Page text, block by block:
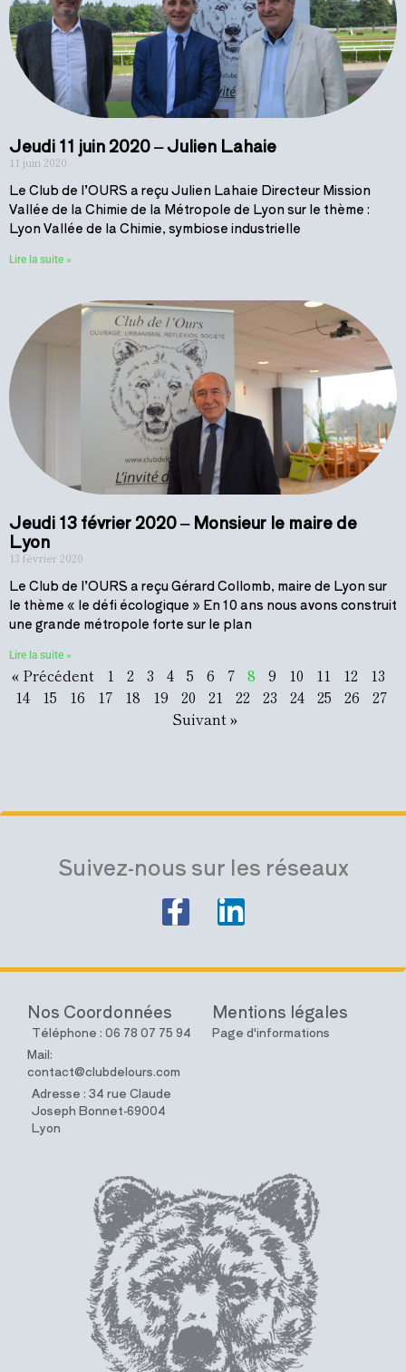
Jeudi 11 juin 2020 – Julien Lahaie
11 juin 2020
Le Club de l’OURS a reçu Julien Lahaie Directeur Mission
Vallée de la Chimie de la Métropole de Lyon sur le thème :
Lyon Vallée de la Chimie, symbiose industrielle
Lire la suite »
Jeudi 13 février 2020 – Monsieur le maire de
Lyon
13 février 2020
Le Club de l’OURS a reçu Gérard Collomb, maire de Lyon sur
le thème « le défi écologique » En 10 ans nous avons construit
une grande métropole forte sur le plan
Lire la suite »
« Précédent 1 2 3 4 5 6 7 8 9 10 11 12
13
14
15 16 17 18 19 20 21 22 23 24 25 26
27
Suivant »
Suivez-nous sur les réseaux
Nos Coordonnées
Téléphone : 06 78 07 75 94
Mail:
contact@clubdelours.com
Adresse : 34 rue Claude
Joseph Bonnet-69004
Lyon
Mentions légales
Page d'informations